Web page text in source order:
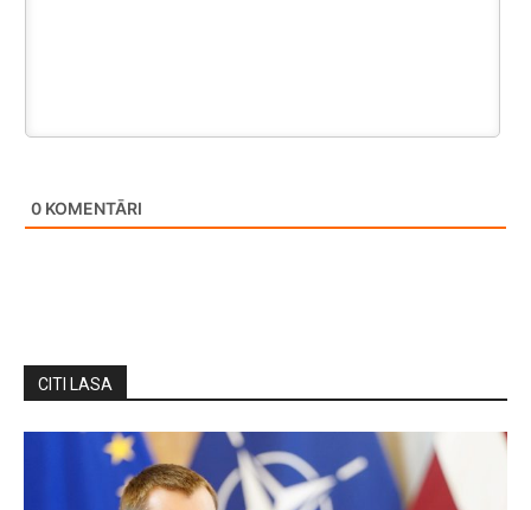
0 KOMENTĀRI
CITI LASA